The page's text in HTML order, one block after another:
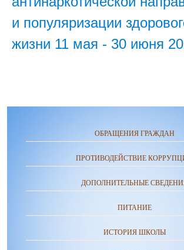
и популяризации
жизни 11 мая - 30 июня
ОБРАЩЕНИЯ ГРАЖДАН
ПРОТИВОДЕЙСТВИЕ
ДОПОЛНИТЕЛЬНЫЕ
ПИТАНИЕ
ИСТОРИЯ ШКОЛЫ